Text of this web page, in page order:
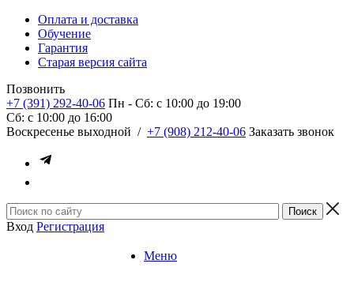
Оплата и доставка
Обучение
Гарантия
Старая версия сайта
Позвонить
+7 (391) 292-40-06 Пн - Сб: c 10:00 до 19:00
Сб: c 10:00 до 16:00
​Воскресенье выходной / +7 (908) 212-40-06 Заказать звонок
Вход Регистрация
Меню